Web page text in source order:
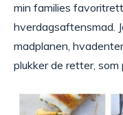
min families
hverdagsaftensmad.
madplanen,
plukker de retter, som